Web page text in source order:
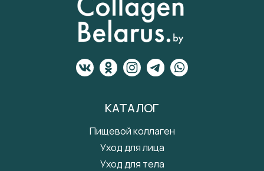
КАТАЛОГ
Пищевой коллаген
Уход для лица
Уход для тела